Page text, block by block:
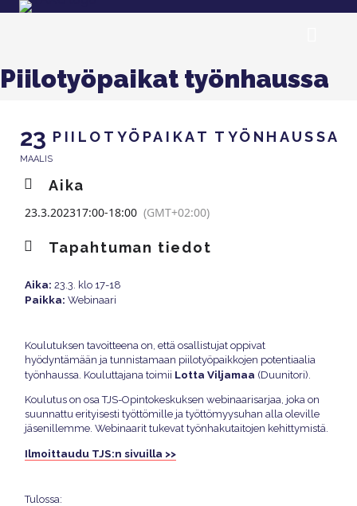
Piilotyöpaikat työnhaussa
23
MAALIS
PIILOTYÖPAIKAT TYÖNHAUSSA
Aika
23.3.202317:00-18:00 (GMT+02:00)
Tapahtuman tiedot
Aika: 23.3. klo 17-18
Paikka: Webinaari
Koulutuksen tavoitteena on, että osallistujat oppivat
hyödyntämään ja tunnistamaan piilotyöpaikkojen potentiaalia
työnhaussa. Kouluttajana toimii Lotta Viljamaa (Duunitori).
Koulutus on osa TJS-Opintokeskuksen webinaarisarjaa, joka on
suunnattu erityisesti työttömille ja työttömyysuhan alla oleville
jäsenillemme. Webinaarit tukevat työnhakutaitojen kehittymistä.
Ilmoittaudu TJS:n sivuilla >>
Tulossa: